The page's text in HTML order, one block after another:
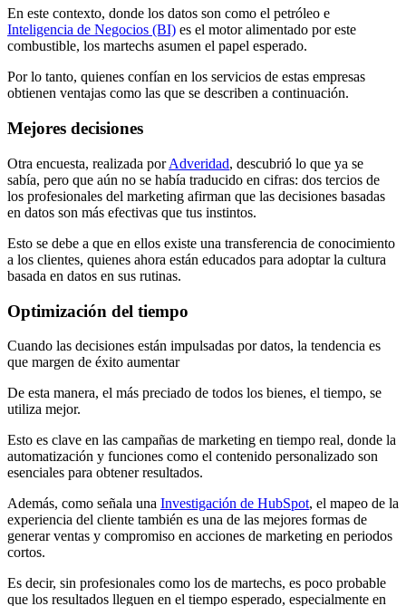
En este contexto, donde los datos son como el petróleo e
Inteligencia de Negocios (BI) es el motor alimentado por este
combustible, los martechs asumen el papel esperado.
Por lo tanto, quienes confían en los servicios de estas empresas
obtienen ventajas como las que se describen a continuación.
Mejores decisiones
Otra encuesta, realizada porAdveridad, descubrió lo que ya se
sabía, pero que aún no se había traducido en cifras: dos tercios de
los profesionales del marketing afirman que las decisiones basadas
en datos son más efectivas que tus instintos.
Esto se debe a que en ellos existe una transferencia de conocimiento
a los clientes, quienes ahora están educados para adoptar la cultura
basada en datos en sus rutinas.
Optimización del tiempo
Cuando las decisiones están impulsadas por datos, la tendencia es
que margen de éxito aumentar
De esta manera, el más preciado de todos los bienes, el tiempo, se
utiliza mejor.
Esto es clave en las campañas de marketing en tiempo real, donde la
automatización y funciones como el contenido personalizado son
esenciales para obtener resultados.
Además, como señala una Investigación de HubSpot, el mapeo de la
experiencia del cliente también es una de las mejores formas de
generar ventas y compromiso en acciones de marketing en periodos
cortos.
Es decir, sin profesionales como los de martechs, es poco probable
que los resultados lleguen en el tiempo esperado, especialmente en